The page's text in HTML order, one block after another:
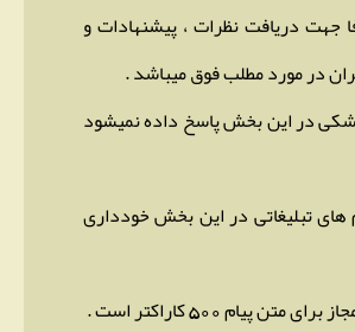
جهت دریافت نظرات ، پیشنهادات و
در مورد مطلب فوق میباشد .
در این بخش پاسخ داده نمیشود
های تبلیغاتی در این بخش خودداری
پیام 500 کاراکتر است .